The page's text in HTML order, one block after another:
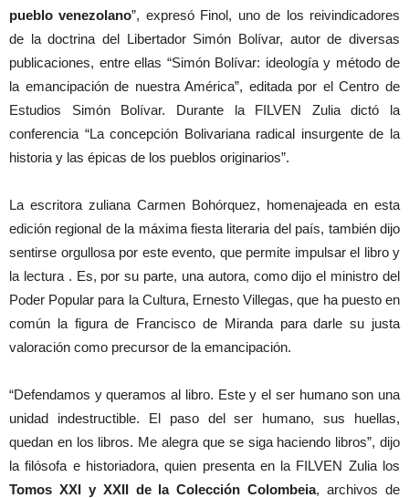
pueblo venezolano”, expresó Finol, uno de los reivindicadores
de la doctrina del Libertador Simón Bolívar, autor de diversas
publicaciones, entre ellas “Simón Bolívar: ideología y método de
la emancipación de nuestra América”, editada por el Centro de
Estudios Simón Bolívar. Durante la FILVEN Zulia dictó la
conferencia “La concepción Bolivariana radical insurgente de la
historia y las épicas de los pueblos originarios”.
La escritora zuliana Carmen Bohórquez, homenajeada en esta
edición regional de la máxima fiesta literaria del país, también dijo
sentirse orgullosa por este evento, que permite impulsar el libro y
la lectura . Es, por su parte, una autora, como dijo el ministro del
Poder Popular para la Cultura, Ernesto Villegas, que ha puesto en
común la figura de Francisco de Miranda para darle su justa
valoración como precursor de la emancipación.
“Defendamos y queramos al libro. Este y el ser humano son una
unidad indestructible. El paso del ser humano, sus huellas,
quedan en los libros. Me alegra que se siga haciendo libros”, dijo
la filósofa e historiadora, quien presenta en la FILVEN Zulia los
Tomos XXI y XXII de la Colección Colombeia, archivos de